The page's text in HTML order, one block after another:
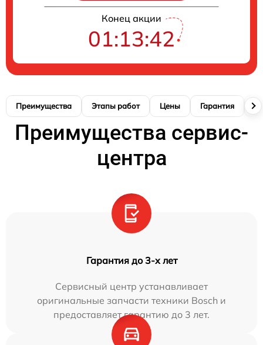
Конец акции
01:13:41
Преимущества Этапы работ Цены Гарантия
Преимущества сервис-
центра
Гарантия до 3-х лет
Сервисный центр устанавливает
оригинальные запчасти техники Bosch и
предоставляет гарантию до 3 лет.